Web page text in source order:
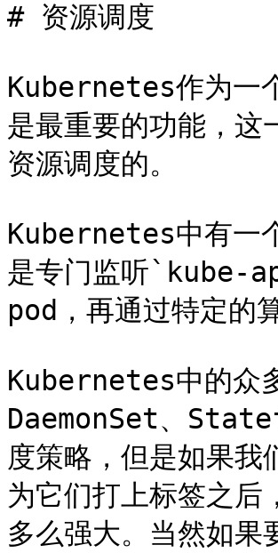
# 资源调度
Kubernetes作为一
是最重要的功能，
资源调度的。
Kubernetes中有一
是专门监听`kube-
pod，再通过特定的
Kubernetes中的众
DaemonSet、
度策略，但是如果
为它们打上标签之
多么强大。当然如果